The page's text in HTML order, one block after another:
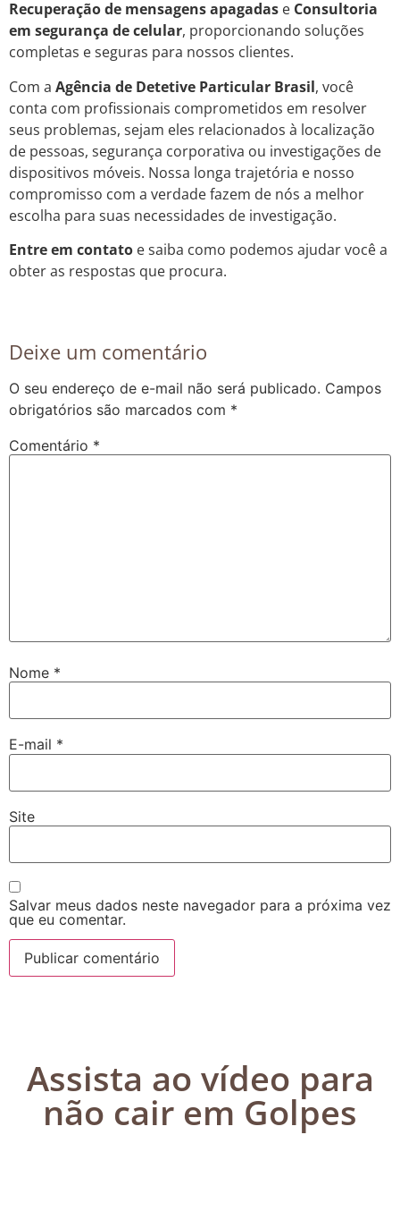
Recuperação de mensagens apagadas e Consultoria
em segurança de celular, proporcionando soluções
completas e seguras para nossos clientes.
Com a Agência de Detetive Particular Brasil, você
conta com profissionais comprometidos em resolver
seus problemas, sejam eles relacionados à localização
de pessoas, segurança corporativa ou investigações de
dispositivos móveis. Nossa longa trajetória e nosso
compromisso com a verdade fazem de nós a melhor
escolha para suas necessidades de investigação.
Entre em contato e saiba como podemos ajudar você a
obter as respostas que procura.
Deixe um comentário
O seu endereço de e-mail não será publicado. Campos
obrigatórios são marcados com *
Comentário *
Nome *
E-mail *
Site
Salvar meus dados neste navegador para a próxima vez
que eu comentar.
Assista ao vídeo para
não cair em Golpes